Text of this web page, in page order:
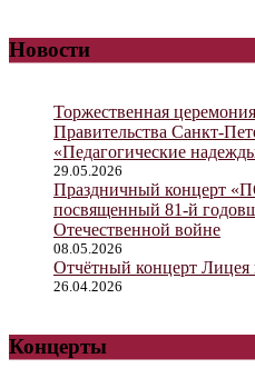
Новости
Торжественная
Правительства Санкт-
«Педагогические
29.05.2026
Праздничный
посвященный 81-й
Отечественной войне
08.05.2026
Отчётный концерт Лицея
26.04.2026
Концерты